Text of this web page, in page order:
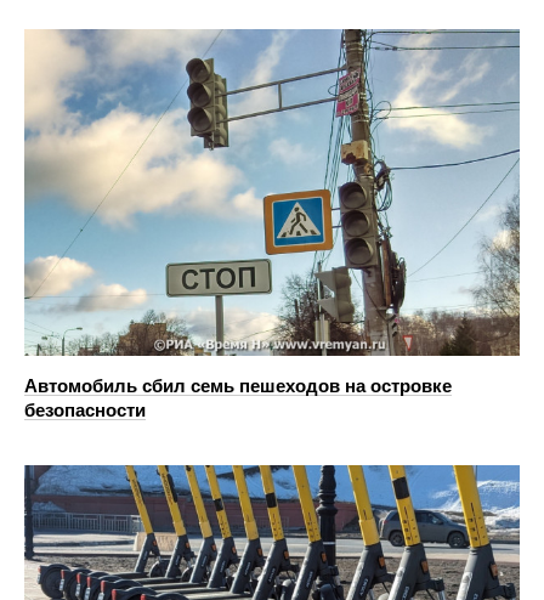
Автомобиль сбил семь пешеходов на островке
безопасности